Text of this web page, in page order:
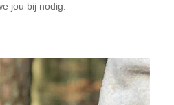
jou bij nodig.